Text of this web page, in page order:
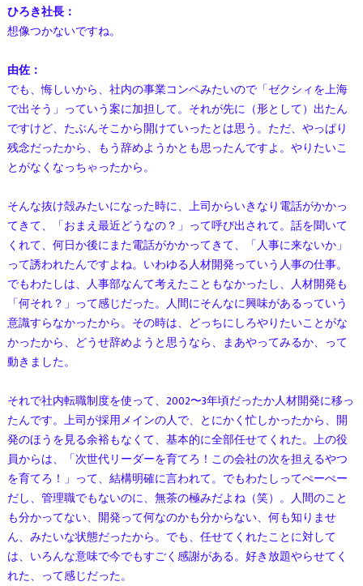
ひろき社長：
想像つかないですね。
由佐：
でも、悔しいから、社内の事業コンペみたいので「ゼクシィを上海
で出そう」っていう案に加担して。それが先に（形として）出たん
ですけど、たぶんそこから開けていったとは思う。ただ、やっぱり
残念だったから、もう辞めようかとも思ったんですよ。やりたいこ
とがなくなっちゃったから。
そんな抜け殻みたいになった時に、上司からいきなり電話がかかっ
てきて、「おまえ最近どうなの？」って呼び出されて。話を聞いて
くれて、何日か後にまた電話がかかってきて、「人事に来ないか」
って誘われたんですよね。いわゆる人材開発っていう人事の仕事。
でもわたしは、人事部なんて考えたこともなかったし、人材開発も
「何それ？」って感じだった。人間にそんなに興味があるっていう
意識すらなかったから。その時は、どっちにしろやりたいことがな
かったから、どうせ辞めようと思うなら、まあやってみるか、って
動きました。
それで社内転職制度を使って、2002〜3年頃だったか人材開発に移っ
たんです。上司が採用メインの人で、とにかく忙しかったから、開
発のほうを見る余裕もなくて、基本的に全部任せてくれた。上の役
員からは、「次世代リーダーを育てろ！この会社の次を担えるやつ
を育てろ！」って、結構明確に言われて。でもわたしってぺーぺー
だし、管理職でもないのに、無茶の極みだよね（笑）。人間のこと
も分かってない、開発って何なのかも分からない、何も知りませ
ん、みたいな状態だったから。でも、任せてくれたことに対して
は、いろんな意味で今でもすごく感謝がある。好き放題やらせてく
れた、って感じだった。